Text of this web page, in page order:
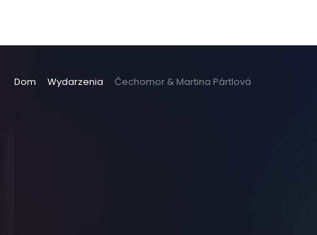
Dom Wydarzenia Čechomor & Martina Pártlová